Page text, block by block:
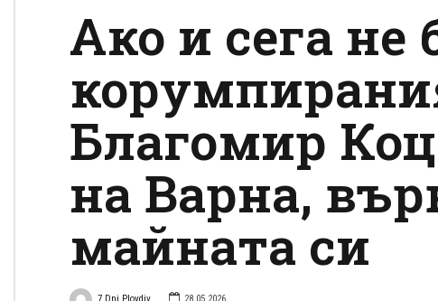
Ако и сега не
Благомир
на Варна,
майната си